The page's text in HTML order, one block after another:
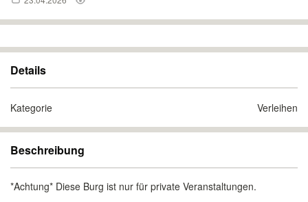
Details
Kategorie Verleihen
Beschreibung
*Achtung* Diese Burg ist nur für private Veranstaltungen.